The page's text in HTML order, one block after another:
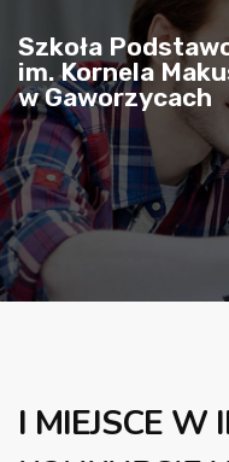
Szkoła
im. Kornela
w Gaworzycach
I MIEJSCE W